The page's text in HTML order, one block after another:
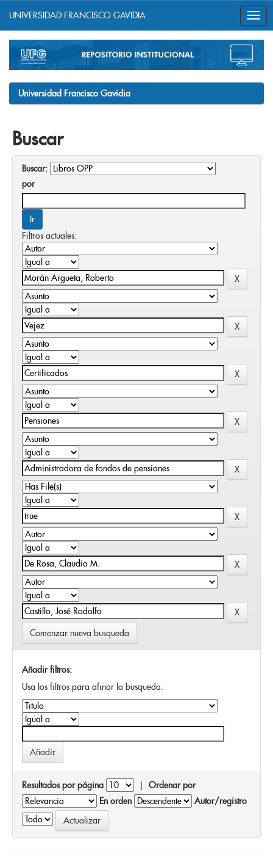
navigation
UNIVERSIDAD FRANCISCO GAVIDIA
Universidad Francisco Gavidia
Buscar
Buscar:
por
Filtros actuales:
Comenzar nueva busqueda
Añadir filtros:
Usa los filtros para afinar la busqueda.
Resultados por página | Ordenar por
En orden
Autor/registro